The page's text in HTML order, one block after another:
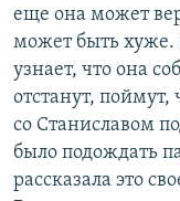
еще она может
может быть хуже.
узнает, что она
отстанут,
со Станиславом
было подождать
рассказала это